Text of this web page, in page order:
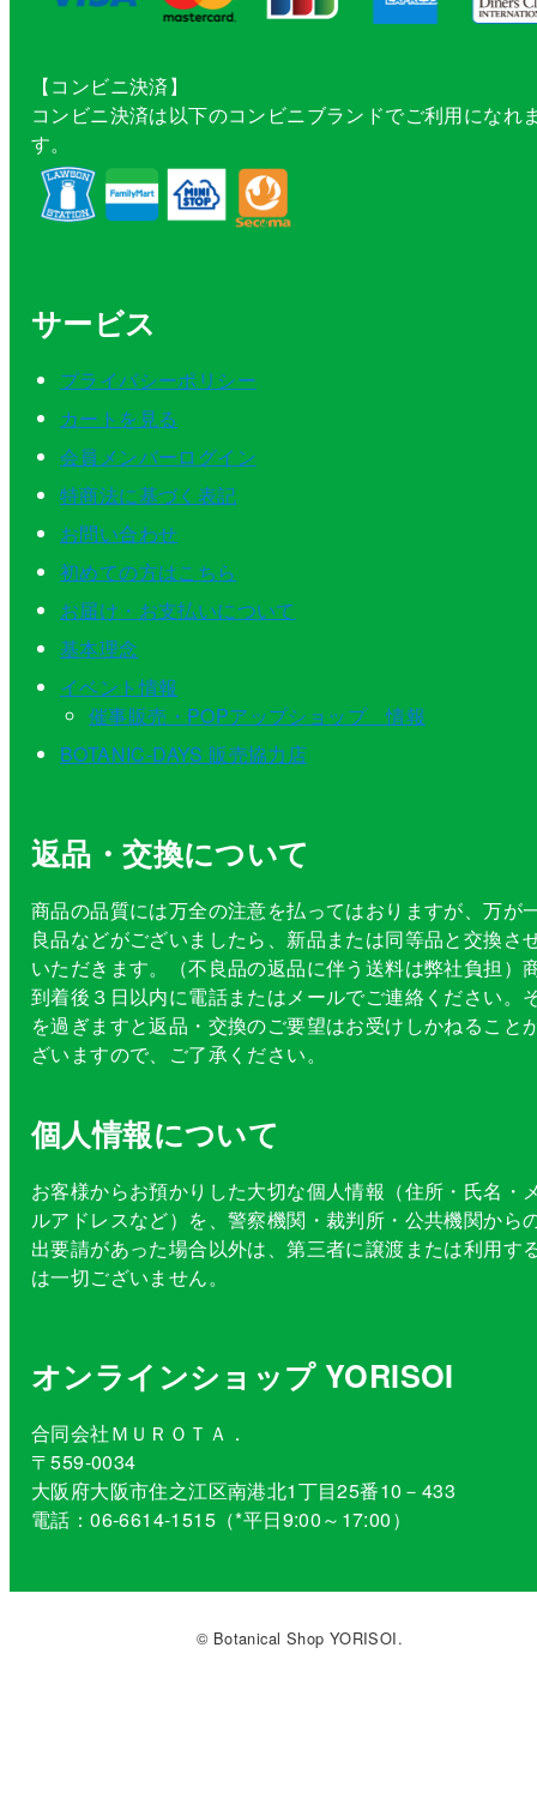
【コンビニ決済】
コンビニ決済は以下のコンビニブランドでご利用になれ
す。
サービス
プライバシーポリシー
カートを見る
会員メンバーログイン
特商法に基づく表記
お問い合わせ
初めての方はこちら
お届け・お支払いについて
基本理念
イベント情報
催事販売・POPアップショップ 情報
BOTANIC-DAYS 販売協力店
返品・交換について
商品の品質には万全の注意を払ってはおりますが、万が
良品などがございましたら、新品または同等品と交換さ
いただきます。（不良品の返品に伴う送料は弊社負担）
到着後３日以内に電話またはメールでご連絡ください。
を過ぎますと返品・交換のご要望はお受けしかねること
ざいますので、ご了承ください。
個人情報について
お客様からお預かりした大切な個人情報（住所・氏名・
ルアドレスなど）を、警察機関・裁判所・公共機関から
出要請があった場合以外は、第三者に譲渡または利用す
は一切ございません。
オンラインショップ YORISOI
合同会社ＭＵＲＯＴＡ．
〒559-0034
大阪府大阪市住之江区南港北1丁目25番10－433
電話：06-6614-1515（*平日9:00～17:00）
© Botanical Shop YORISOI.